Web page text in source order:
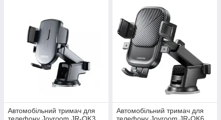
Автомобільний тримач для
Автомобільний тримач для